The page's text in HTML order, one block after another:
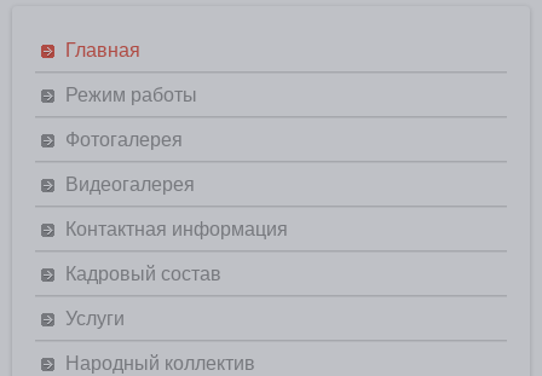
Главная
Режим работы
Фотогалерея
Видеогалерея
Контактная информация
Кадровый состав
Услуги
Народный коллектив